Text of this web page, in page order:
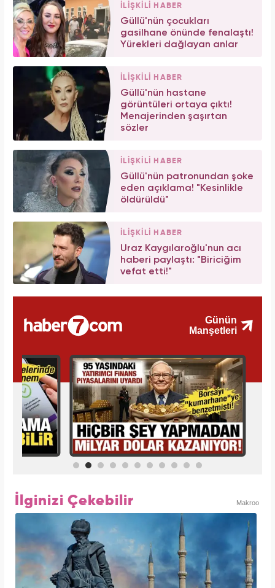
İLİŞKİLİ HABER
Güllü'nün çocukları
gasilhane önünde fenalaştı!
Yürekleri dağlayan anlar
İLİŞKİLİ HABER
Güllü'nün hastane
görüntüleri ortaya çıktı!
Menajerinden şaşırtan
sözler
İLİŞKİLİ HABER
Güllü'nün patronundan şoke
eden açıklama! "Kesinlikle
öldürüldü"
İLİŞKİLİ HABER
Uraz Kaygılaroğlu'nun acı
haberi paylaştı: "Biriciğim
vefat etti!"
İlginizi Çekebilir Makroo